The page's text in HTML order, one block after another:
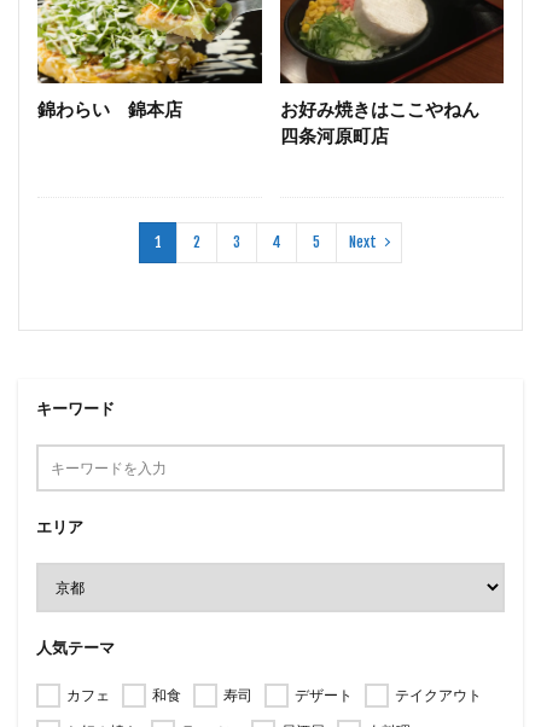
錦わらい 錦本店
お好み焼きはここやねん
四条河原町店
1 2 3 4 5 Next
キーワード
エリア
人気テーマ
カフェ 和食 寿司 デザート
テイクアウト